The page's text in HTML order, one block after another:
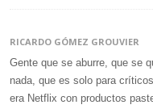
RICARDO GÓMEZ GROUVIER
Gente que se aburre, que se
nada, que es solo para
era Netflix con productos